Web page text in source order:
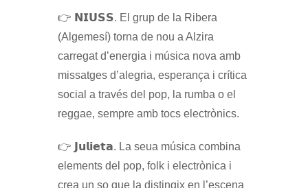
👉 𝗡𝗜𝗨𝗦𝗦. El grup de la Ribera
(Algemesí) torna de nou a Alzira
carregat d’energia i música nova amb
missatges d’alegria, esperança i crítica
social a través del pop, la rumba o el
reggae, sempre amb tocs electrònics.
👉 𝗝𝘂𝗹𝗶𝗲𝘁𝗮. La seua música combina
elements del pop, folk i electrònica i
crea un so que la distingix en l’escena